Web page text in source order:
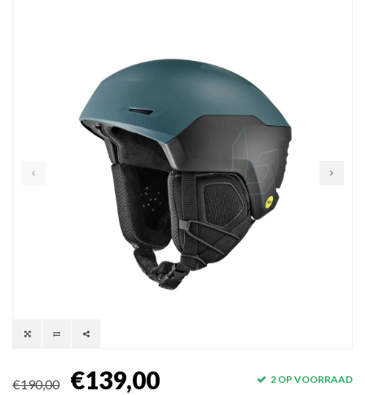
€190,00 €139,00 2 OP VOORRAAD